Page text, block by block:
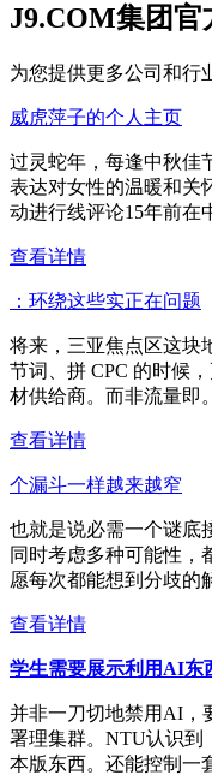
J9.COM集团
为您提供更多公司和行
威虎萍子的个人主页
过灵蛇年，每逢中秋佳
表达对女性的温暖和关
动进行线评论15年前在
查看详情
：环绕这些实正在问题
将来，三亚焦点区这块
节词、拼 CPC 的时候
材供给商。而非流量即
查看详情
个漏斗一样越来越窄
也就是说必需一个谜底
同时考虑多种可能性，
愿每次都能想到分歧的
查看详情
学生需要展示利用AI东
并非一刀切地禁用AI，
署理集群。NTU认识到
本版东西。还能控制一